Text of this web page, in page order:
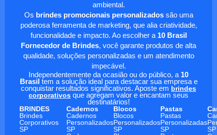
ambiental.
Os brindes promocionais personalizadossão uma
poderosa ferramenta de marketing, que alia criatividade,
funcionalidade e impacto. Ao escolher a 10 Brasil
Fornecedor de Brindes, você garante produtos de alta
qualidade, soluções personalizadas e um atendimento
impecável.
Independentemente da ocasião ou do público, a 10
Brasil tem a solução ideal para destacar sua empresa e
conquistar resultados significativos. Aposte em brindes
corporativos que agregam valor e encantam seus
destinatários!
BRINDES
Cadernos Blocos Pastas
Brindes
Corporativos
SP
Cadernos
Personalizados
SP
Blocos
Personalizados
SP
Pastas
Personalizadas
SP
SP